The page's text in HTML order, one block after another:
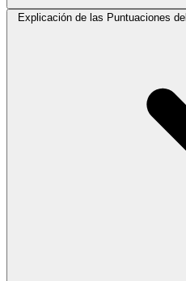
Explicación de las Puntuaciones